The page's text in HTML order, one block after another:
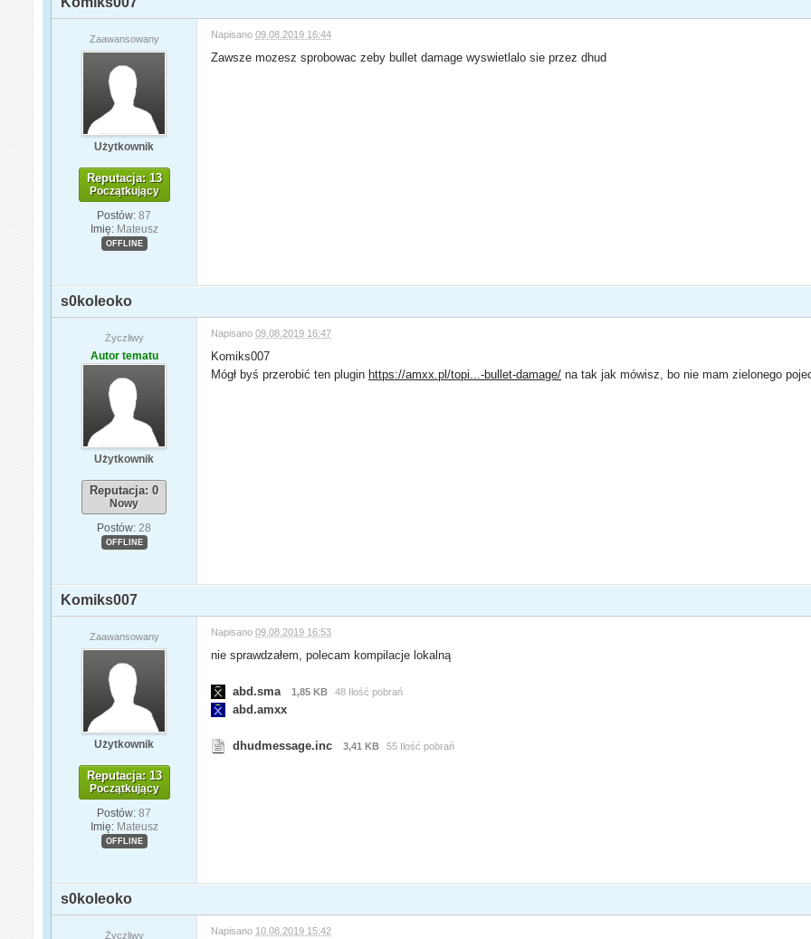
Zaawansowany
Użytkownik
Reputacja: 13
Początkujący
Postów: 87
Imię: Mateusz
OFFLINE
Napisano09.08.2019 16:44
Zawsze mozesz sprobowac zeby bullet damage wyswietlalo sie przez dhud
s0koleoko
Życzliwy
Autor tematu
Użytkownik
Reputacja: 0
Nowy
Postów: 28
OFFLINE
Napisano09.08.2019 16:47
Komiks007
Mógł byś przerobić ten plugin https://amxx.pl/topi...-bullet-damage/ na tak jak mówisz, bo nie mam zielonego
Komiks007
Zaawansowany
Użytkownik
Reputacja: 13
Początkujący
Postów: 87
Imię: Mateusz
OFFLINE
Napisano09.08.2019 16:53
nie sprawdzałem, polecam kompilacje lokalną
abd.sma 1,85 KB 48 Ilość pobrań
abd.amxx
dhudmessage.inc 3,41 KB 55 Ilość pobrań
s0koleoko
Życzliwy Napisano 10.08.2019 15:42